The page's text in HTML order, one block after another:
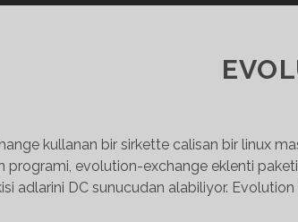
kullanan bir sirkette calisan bir linux
programi, evolution-exchange eklenti
adlarini DC sunucudan alabiliyor.